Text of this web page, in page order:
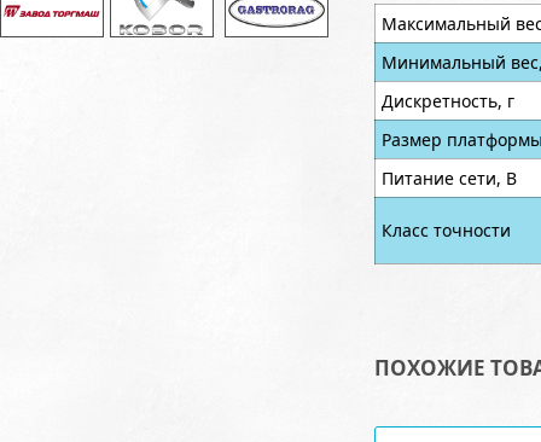
Максимальный
Минимальный
Дискретность, г
Размер
Питание сети, В
Класс точности
ПОХОЖИЕ